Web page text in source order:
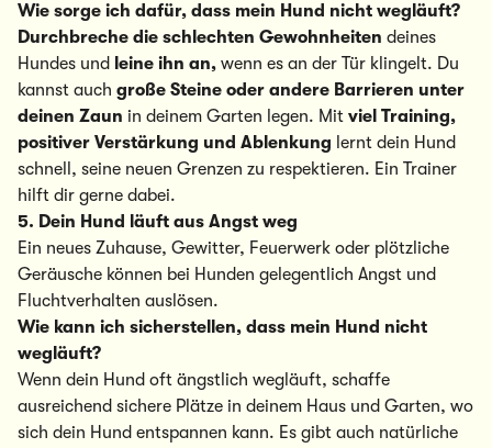
Wie sorge ich dafür, dass mein Hund nicht wegläuft?
Durchbreche die schlechten Gewohnheiten deines
Hundes und leine ihn an, wenn es an der Tür klingelt. Du
kannst auch große Steine oder andere Barrieren unter
deinen Zaun in deinem Garten legen. Mit viel Training,
positiver Verstärkung und Ablenkung lernt dein Hund
schnell, seine neuen Grenzen zu respektieren. Ein Trainer
hilft dir gerne dabei.
5. Dein Hund läuft aus Angst weg
Ein neues Zuhause, Gewitter, Feuerwerk oder plötzliche
Geräusche können bei Hunden gelegentlich Angst und
Fluchtverhalten auslösen.
Wie kann ich sicherstellen, dass mein Hund nicht
wegläuft?
Wenn dein Hund oft ängstlich wegläuft, schaffe
ausreichend sichere Plätze in deinem Haus und Garten, wo
sich dein Hund entspannen kann. Es gibt auch natürliche